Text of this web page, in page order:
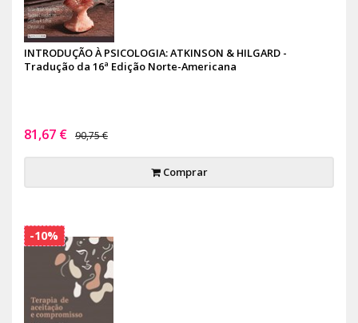
INTRODUÇÃO À PSICOLOGIA: ATKINSON & HILGARD -
Tradução da 16ª Edição Norte-Americana
81,67 € 90,75 €
Comprar
-10%